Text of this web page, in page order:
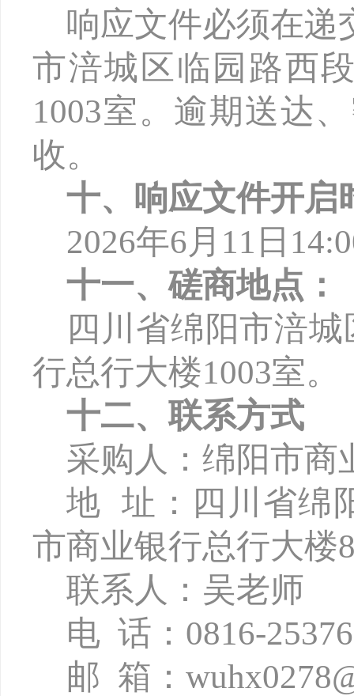
响应文件必须在递
市涪城区临园路西
1003室。逾期送达
收。
十、响应文件开启
2026年6月11日
十一、磋商地点：
四川省绵阳市涪
行总行大楼1003室。
十二、联系方式
采购人：绵阳市商
地 址：四川省绵
市商业银行总行大楼
联系人：吴老师
电 话： 0816-
邮 箱：